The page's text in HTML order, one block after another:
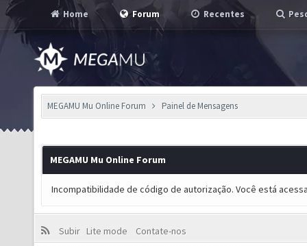
Home Forum Recentes
MEGAMU Mu Online Forum Painel de Mensagens
MEGAMU Mu Online Forum
Incompatibilidade de código de autorização. Você está
Subir Lite mode
Contate-nos